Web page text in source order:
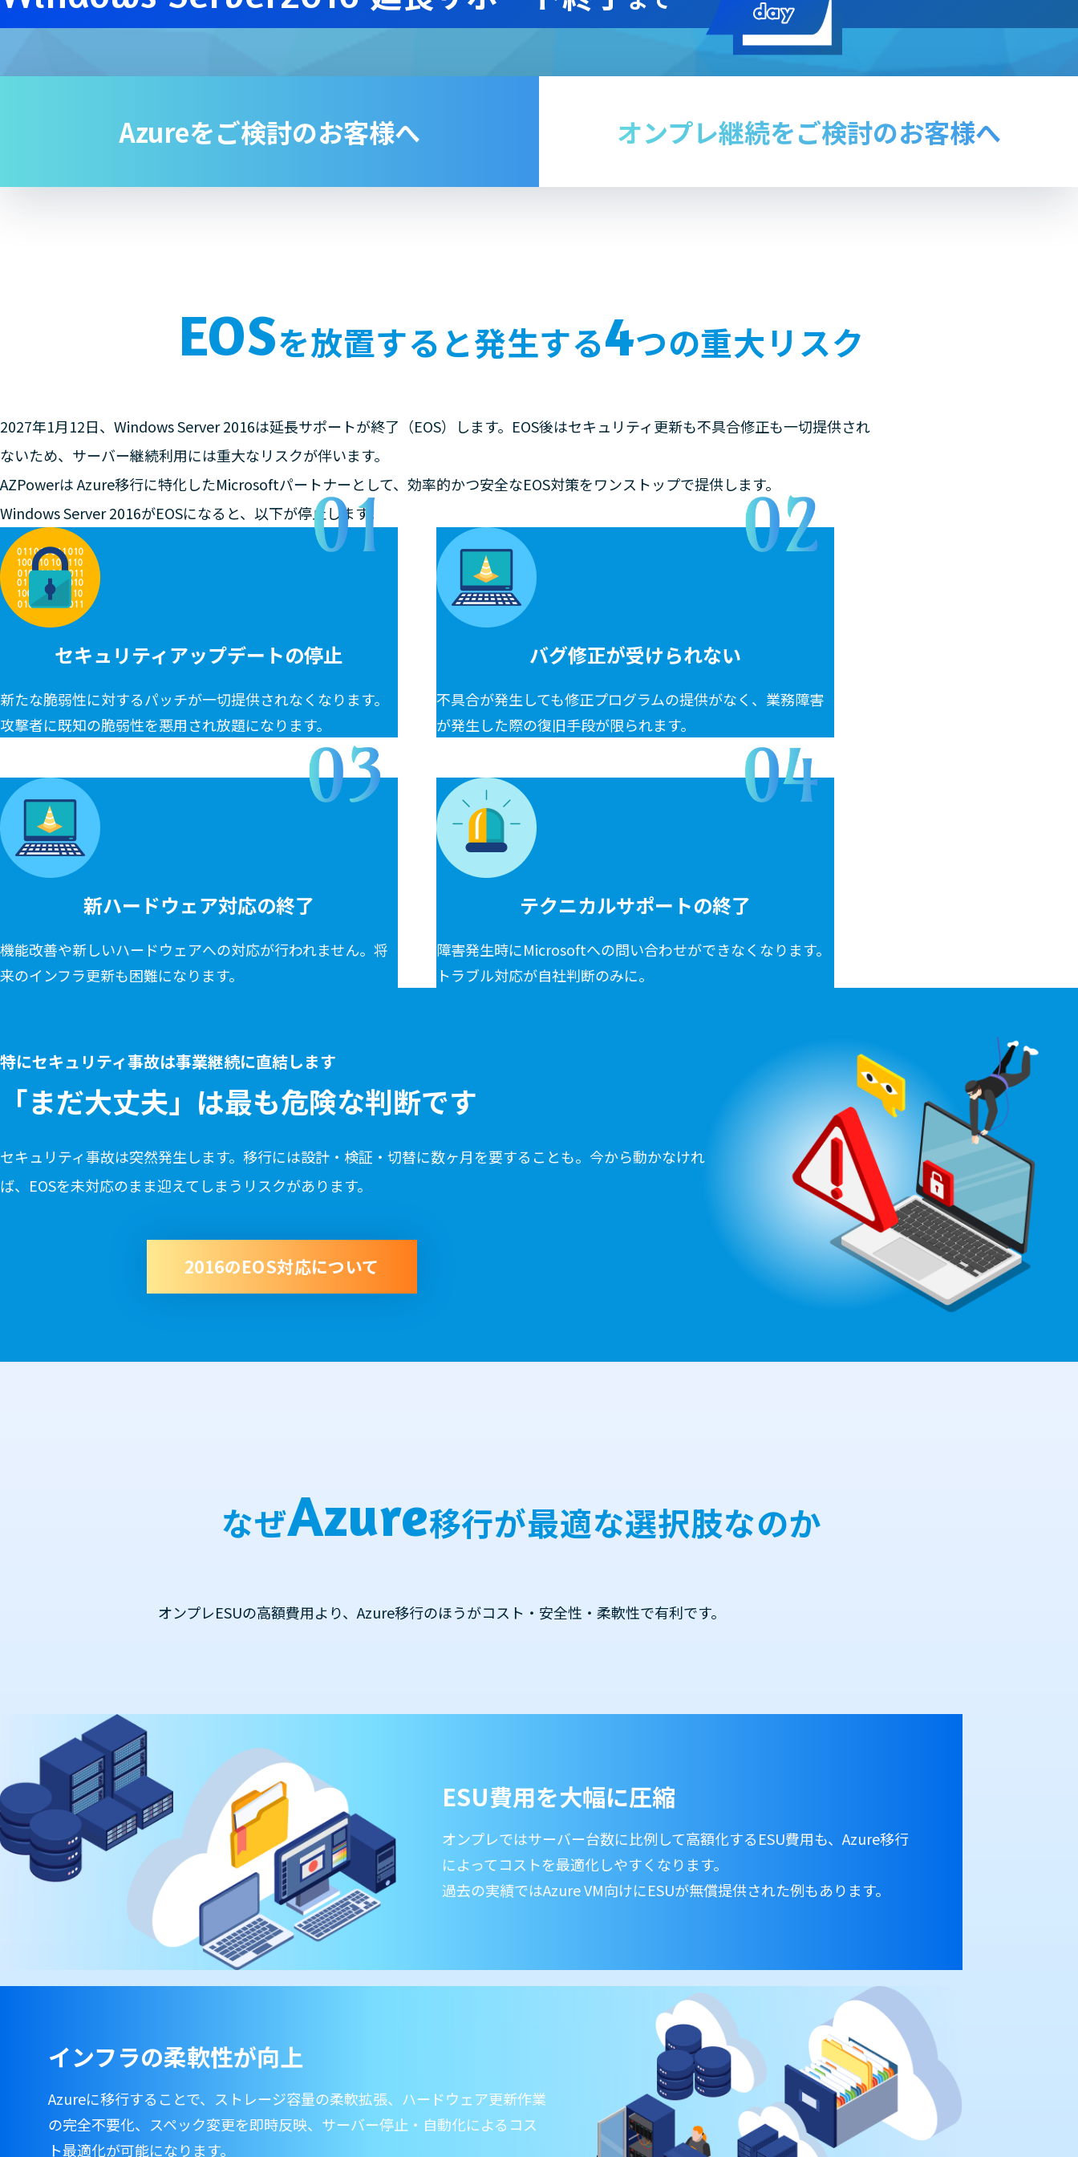
Azureをご検討のお客様へ オンプレ継続をご検討のお客様へ
EOSを放置すると発生する4つの重大リスク
2027年1月12日、Windows Server 2016は延長サポートが終了（EOS）します。EOS後はセキュリティ更新も不具合修正も一切提供され
ないため、サーバー継続利用には重大なリスクが伴います。
AZPowerは Azure移行に特化したMicrosoftパートナーとして、効率的かつ安全なEOS対策をワンストップで提供します。
Windows Server 2016がEOSになると、以下が停止します。
セキュリティアップデートの停止
新たな脆弱性に対するパッチが一切提供されなくなります。
攻撃者に既知の脆弱性を悪用され放題になります。
バグ修正が受けられない
不具合が発生しても修正プログラムの提供がなく、業務障害
が発生した際の復旧手段が限られます。
新ハードウェア対応の終了
機能改善や新しいハードウェアへの対応が行われません。将
来のインフラ更新も困難になります。
テクニカルサポートの終了
障害発生時にMicrosoftへの問い合わせができなくなります。
トラブル対応が自社判断のみに。
特にセキュリティ事故は事業継続に直結します
「まだ大丈夫」は最も危険な判断です
セキュリティ事故は突然発生します。移行には設計・検証・切替に数ヶ月を要することも。今から動かなけれ
ば、EOSを未対応のまま迎えてしまうリスクがあります。
2016のEOS対応について
なぜAzure移行が最適な選択肢なのか
オンプレESUの高額費用より、Azure移行のほうがコスト・安全性・柔軟性で有利です。
ESU費用を大幅に圧縮
オンプレではサーバー台数に比例して高額化するESU費用も、Azure移行
によってコストを最適化しやすくなります。
過去の実績ではAzure VM向けにESUが無償提供された例もあります。
インフラの柔軟性が向上
Azureに移行することで、ストレージ容量の柔軟拡張、ハードウェア更新作業
の完全不要化、スペック変更を即時反映、サーバー停止・自動化によるコス
ト最適化が可能になります。